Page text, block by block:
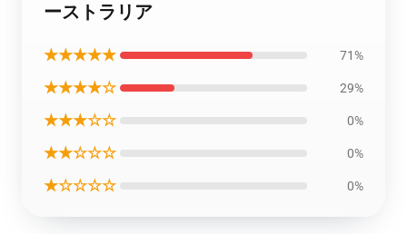
ーストラリア
★★★★★ 71%
★★★★☆ 29%
★★★☆☆ 0%
★★☆☆☆ 0%
★☆☆☆☆ 0%